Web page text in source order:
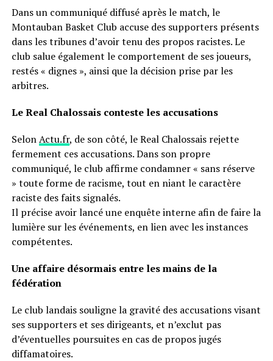
Dans un communiqué diffusé après le match, le
Montauban Basket Club accuse des supporters présents
dans les tribunes d’avoir tenu des propos racistes. Le
club salue également le comportement de ses joueurs,
restés « dignes », ainsi que la décision prise par les
arbitres.
Le Real Chalossais conteste les accusations
SelonActu.fr, de son côté, le Real Chalossais rejette
fermement ces accusations. Dans son propre
communiqué, le club affirme condamner « sans réserve
» toute forme de racisme, tout en niant le caractère
raciste des faits signalés.
Il précise avoir lancé une enquête interne afin de faire la
lumière sur les événements, en lien avec les instances
compétentes.
Une affaire désormais entre les mains de la
fédération
Le club landais souligne la gravité des accusations visant
ses supporters et ses dirigeants, et n’exclut pas
d’éventuelles poursuites en cas de propos jugés
diffamatoires.